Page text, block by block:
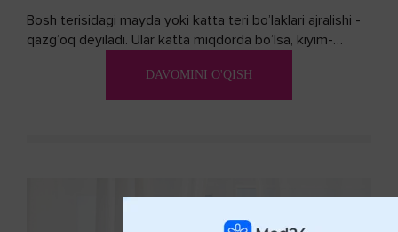
Bosh terisidagi mayda yoki katta teri bo’laklari ajralishi -
qazg’oq deyiladi. Ular katta miqdorda bo’lsa, kiyim-
DAVOMINI O'QISH